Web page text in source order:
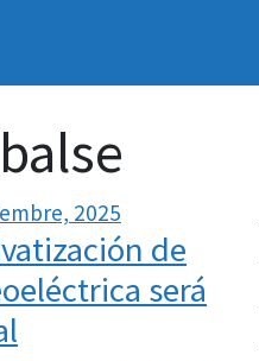
2025
de
será